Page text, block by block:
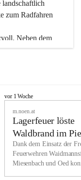
landschaftlich
zum Radfahren
Neben dem
Unterberg
Schifahren oder
sowie
und urigen
liebenswerten Ort.
groß geschrieben
M
h
vor 1 Woche
m.noen.at
Lagerfeuer löste
Waldbrand im
aus
Dank dem Einsatz der
Feuerwehren
Miesenbach und Oed